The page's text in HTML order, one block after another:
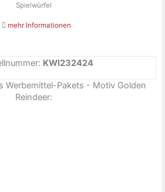
Spielwürfel
mehr Informationen
KWI232424
Werbemittel-Pakets - Motiv Golden
Reindeer: